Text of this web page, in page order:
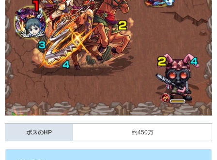
ボスのHP 約450万